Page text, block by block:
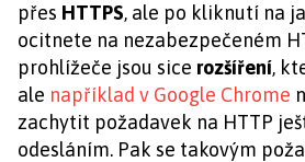
přes HTTPS, ale po kliknutí na
ocitnete na nezabezpečeném
prohlížeče jsou sice rozšíření,
ale například v Google Chrome
zachytit požadavek na HTTP
odesláním. Pak se takovým